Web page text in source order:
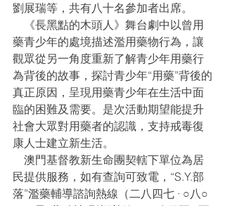
劉展瑞等，共有八十名參加者出席。
藥青少年的處境描述濫用藥物行為，讓
觀眾從另一角度重新了解青少年用藥行
為背後的故事，探討青少年“用藥”背後的
真正原因，呈現用藥青少年在生活中面
臨的困難及需要。是次活動期望能提升
社會大眾對用藥者的認識，支持戒毒復
康人士建立新生活。
民提供服務，如有查詢可致電，“S.Y.部
落”濫藥輔導諮詢熱線（二八四七 · ○八○